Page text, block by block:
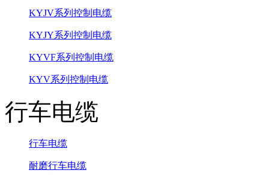
KYJV系列控制电缆
KYJY系列控制电缆
KYVF系列控制电缆
KYV系列控制电缆
行车电缆
行车电缆
耐磨行车电缆